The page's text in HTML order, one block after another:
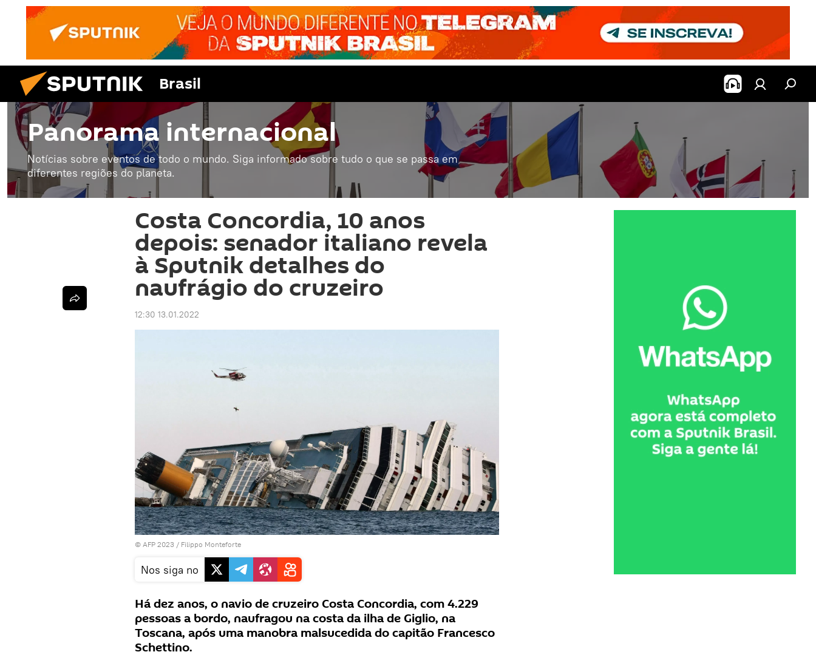
Brasil
Panorama internacional
Notícias sobre eventos de todo o mundo. Siga informado sobre tudo o que se passa em
diferentes regiões do planeta.
Costa Concordia, 10 anos
depois: senador italiano revela
à Sputnik detalhes do
naufrágio do cruzeiro
12:30 13.01.2022
© AFP 2023 / Filippo Monteforte
Nos siga no
Há dez anos, o navio de cruzeiro Costa Concordia, com 4.229
pessoas a bordo, naufragou na costa da ilha de Giglio, na
Toscana, após uma manobra malsucedida do capitão Francesco
Schettino.